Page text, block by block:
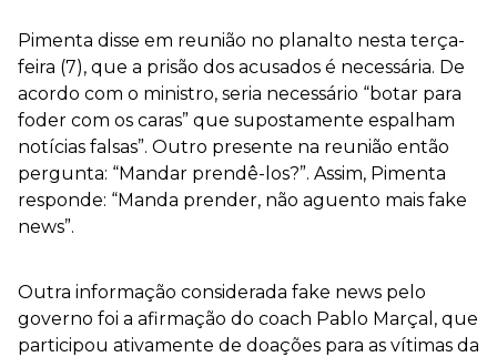
Pimenta disse em reunião no planalto nesta terça-
feira (7), que a prisão dos acusados é necessária. De
acordo com o ministro, seria necessário “botar para
foder com os caras” que supostamente espalham
notícias falsas”. Outro presente na reunião então
pergunta: “Mandar prendê-los?”. Assim, Pimenta
responde: “Manda prender, não aguento mais fake
news”.
Outra informação considerada fake news pelo
governo foi a afirmação do coach Pablo Marçal, que
participou ativamente de doações para as vítimas da